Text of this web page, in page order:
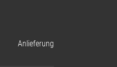
Anlieferung